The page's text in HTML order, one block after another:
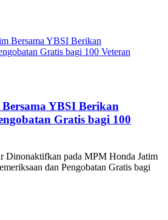
YBSI Berikan
Gratis bagi 100
Dinonaktifkan pada MPM Honda Jatim
dan Pengobatan Gratis bagi